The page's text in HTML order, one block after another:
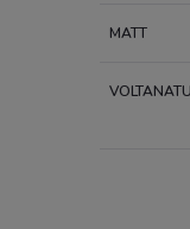
MATT